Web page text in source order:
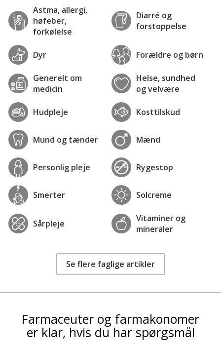
Astma, allergi,
høfeber,
forkølelse
Diarré og
forstoppelse
Dyr Forældre og børn
Generelt om
medicin
Helse, sundhed
og velvære
Hudpleje Kosttilskud
Mund og tænder Mænd
Personlig pleje Rygestop
Smerter Solcreme
Sårpleje
Vitaminer og
mineraler
Se flere faglige artikler
Farmaceuter og farmakonomer
er klar, hvis du har spørgsmål